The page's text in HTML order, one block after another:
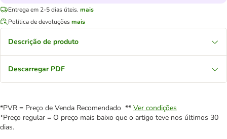
Entrega em 2-5 dias úteis. mais
Política de devoluçõesmais
Descrição de produto
Descarregar PDF
*PVR = Preço de Venda Recomendado ** Ver condições
*Preço regular = O preço mais baixo que o artigo teve nos últimos 30
dias.